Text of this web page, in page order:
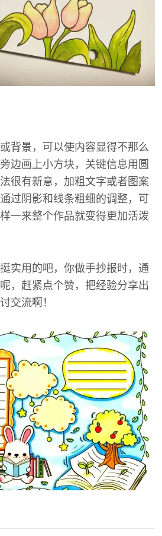
背景，可以使内容显得不那么
边画上小方块，关键信息用圆
很有新意，加粗文字或者图案
过阴影和线条粗细的调整，可
一来整个作品就变得更加活泼
实用的吧，你做手抄报时，通
，赶紧点个赞，把经验分享出
交流啊！